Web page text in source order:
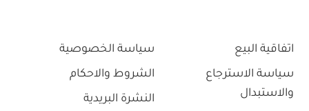
اتفاقية البيع
سياسة الاسترجاع
والاستبدال
سياسة الخصوصية
الشروط والاحكام
النشرة البريدية